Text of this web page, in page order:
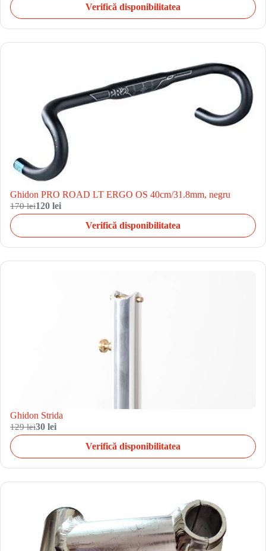
Verifică disponibilitatea
Ghidon PRO ROAD LT ERGO OS 40cm/31.8mm, negru
170 lei120 lei
Verifică disponibilitatea
Ghidon Strida
129 lei30 lei
Verifică disponibilitatea